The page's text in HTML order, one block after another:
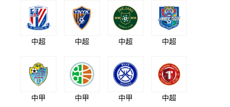
中超 中超 中超 中超
中甲 中甲 中甲 中超